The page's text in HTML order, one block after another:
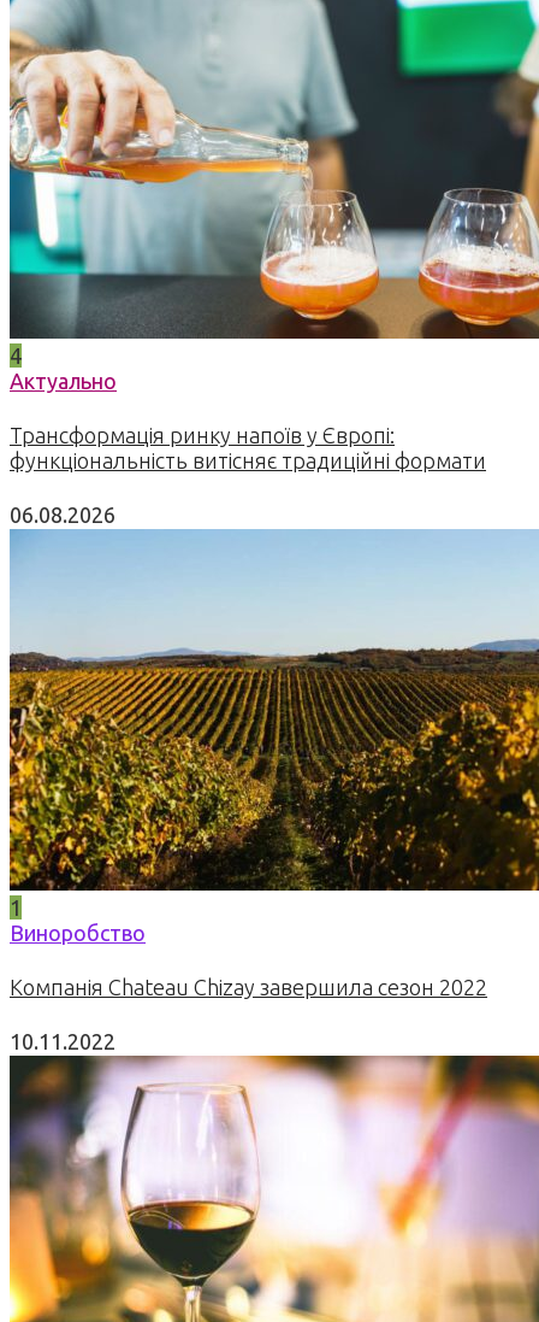
4
Актуально
Трансформація ринку напоїв у Європі:
функціональність витісняє традиційні формати
06.08.2026
1
Виноробство
Компанія Chateau Chizay завершила сезон 2022
10.11.2022